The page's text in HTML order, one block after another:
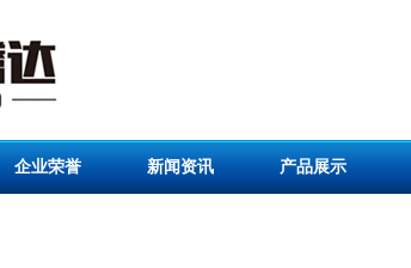
企业荣誉 新闻资讯 产品展示